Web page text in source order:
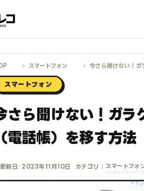
スマートフォン 今さら聞けない！ガ
スマートフォン
さら聞けない！ガラ
（電話帳）を移す方法
更新日: 2023年11月10日 カテゴリ： スマートフォ